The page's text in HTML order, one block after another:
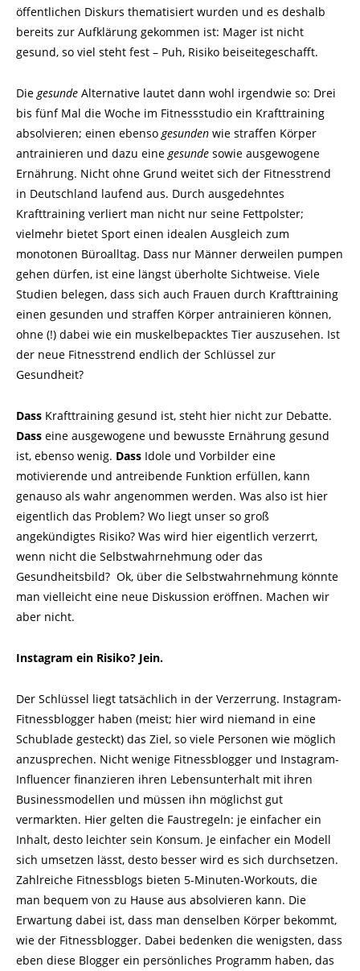
öffentlichen Diskurs thematisiert wurden und es deshalb
bereits zur Aufklärung gekommen ist: Mager ist nicht
gesund, so viel steht fest – Puh, Risiko beiseitegeschafft.
Diegesunde Alternative lautet dann wohl irgendwie so: Drei
bis fünf Mal die Woche im Fitnessstudio ein Krafttraining
absolvieren; einen ebensogesunden wie straffen Körper
antrainieren und dazu einegesunde sowie ausgewogene
Ernährung. Nicht ohne Grund weitet sich der Fitnesstrend
in Deutschland laufend aus. Durch ausgedehntes
Krafttraining verliert man nicht nur seine Fettpolster;
vielmehr bietet Sport einen idealen Ausgleich zum
monotonen Büroalltag. Dass nur Männer derweilen pumpen
gehen dürfen, ist eine längst überholte Sichtweise. Viele
Studien belegen, dass sich auch Frauen durch Krafttraining
einen gesunden und straffen Körper antrainieren können,
ohne (!) dabei wie ein muskelbepacktes Tier auszusehen. Ist
der neue Fitnesstrend endlich der Schlüssel zur
Gesundheit?
Dass Krafttraining gesund ist, steht hier nicht zur Debatte.
Dass eine ausgewogene und bewusste Ernährung gesund
ist, ebenso wenig. Dass Idole und Vorbilder eine
motivierende und antreibende Funktion erfüllen, kann
genauso als wahr angenommen werden. Was also ist hier
eigentlich das Problem? Wo liegt unser so groß
angekündigtes Risiko? Was wird hier eigentlich verzerrt,
wenn nicht die Selbstwahrnehmung oder das
Gesundheitsbild? Ok, über die Selbstwahrnehmung könnte
man vielleicht eine neue Diskussion eröffnen. Machen wir
aber nicht.
Instagram ein Risiko? Jein.
Der Schlüssel liegt tatsächlich in der Verzerrung. Instagram-
Fitnessblogger haben (meist; hier wird niemand in eine
Schublade gesteckt) das Ziel, so viele Personen wie möglich
anzusprechen. Nicht wenige Fitnessblogger und Instagram-
Influencer finanzieren ihren Lebensunterhalt mit ihren
Businessmodellen und müssen ihn möglichst gut
vermarkten. Hier gelten die Faustregeln: je einfacher ein
Inhalt, desto leichter sein Konsum. Je einfacher ein Modell
sich umsetzen lässt, desto besser wird es sich durchsetzen.
Zahlreiche Fitnessblogs bieten 5-Minuten-Workouts, die
man bequem von zu Hause aus absolvieren kann. Die
Erwartung dabei ist, dass man denselben Körper bekommt,
wie der Fitnessblogger. Dabei bedenken die wenigsten, dass
eben diese Blogger ein persönliches Programm haben, das